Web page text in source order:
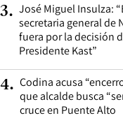
3. José Miguel Insulza:
secretaria general de
fuera por la decisión
Presidente Kast”
4. Codina acusa
que alcalde busca
cruce en Puente Alto